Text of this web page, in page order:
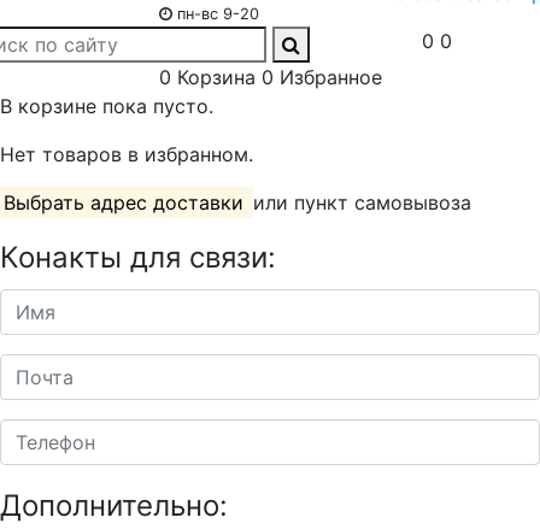
пн-вс 9-20
0 0
0 Корзина 0 Избранное
В корзине пока пусто.
Нет товаров в избранном.
Выбрать адрес доставки или пункт самовывоза
Конакты для связи:
Дополнительно: